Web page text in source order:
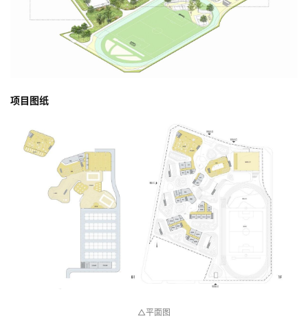
项目图纸
△平面图